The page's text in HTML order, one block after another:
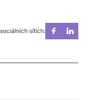
sítích: